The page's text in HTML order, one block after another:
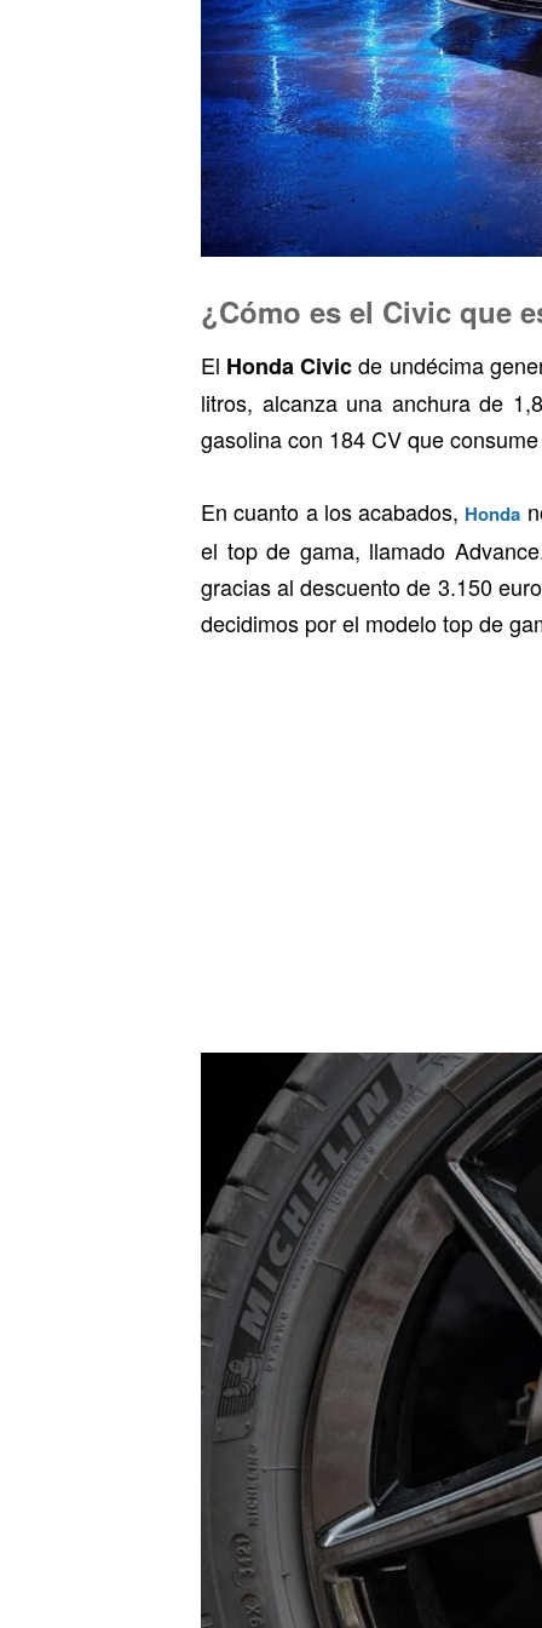
¿Cómo es el Civic que
El Honda Civicde undécima
litros, alcanza una anchura de
gasolina con 184 CV que
En cuanto a los acabados, Honda
el top de gama, llamado
gracias al descuento de 3.150
decidimos por el modelo top de